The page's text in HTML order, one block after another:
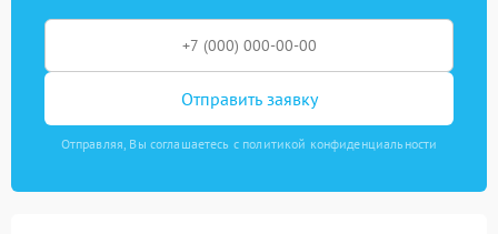
Отправить заявку
Отправляя, Вы соглашаетесь с политикой конфиденциальности